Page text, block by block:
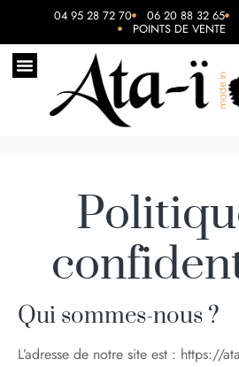
04 95 28 72 70 06 20 88 32 65
POINTS DE VENTE
Qui sommes-nous ?
L’adresse de notre site est : https://